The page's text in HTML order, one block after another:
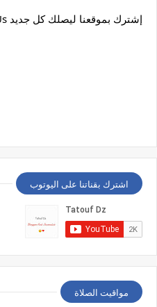
إشترك بموقعنا ليصلك كل جديد Subscribe Us
اشترك بقناتنا على اليوتوب
مواقيت الصلاة